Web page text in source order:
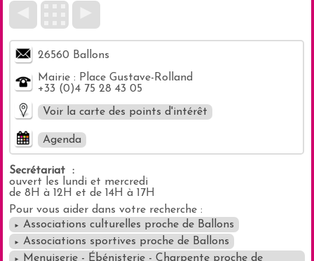
26560 Ballons
Mairie : Place Gustave-Rolland
+33 (0)4 75 28 43 05
Voir la carte des points d'intérêt
Agenda
Secrétariat :
ouvert les lundi et mercredi
de 8H à 12H et de 14H à 17H
Masquer la carte
Pour vous aider dans votre recherche :
► Associations culturelles proche de Ballons
► Associations sportives proche de Ballons
► Menuiserie - Ébénisterie - Charpente proche de